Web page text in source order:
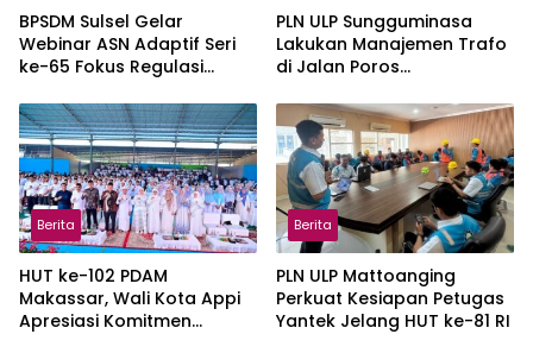
BPSDM Sulsel Gelar
Webinar ASN Adaptif Seri
ke-65 Fokus Regulasi
PLN ULP Sungguminasa
Lakukan Manajemen Trafo
di Jalan Poros
ke-81 RI
Berita
HUT ke-102 PDAM
Makassar, Wali Kota Appi
Apresiasi Komitmen
Berita
PLN ULP Mattoanging
Perkuat Kesiapan Petugas
Yantek Jelang HUT ke-81 RI